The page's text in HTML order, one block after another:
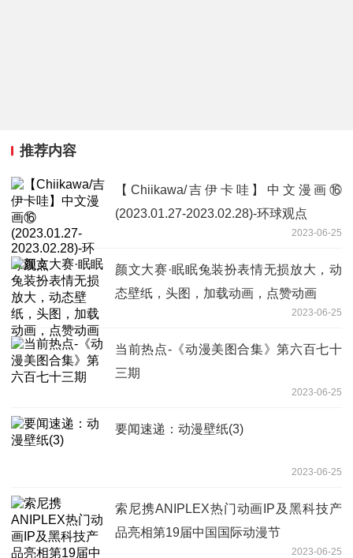
推荐内容
【Chiikawa/吉伊卡哇】中文漫画⑯
(2023.01.27-2023.02.28)-环球观点
2023-06-25
颜文大赛·眠眠兔装扮表情无损放大，动
态壁纸，头图，加载动画，点赞动画
2023-06-25
当前热点-《动漫美图合集》第六百七十
三期
2023-06-25
要闻速递：动漫壁纸(3)
2023-06-25
索尼携ANIPLEX热门动画IP及黑科技产
品亮相第19届中国国际动漫节
2023-06-25